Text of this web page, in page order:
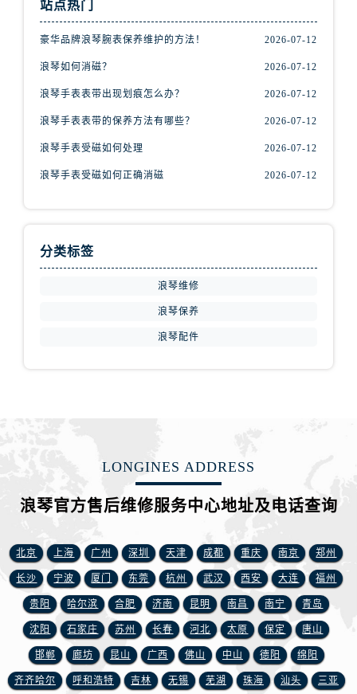
江苏省南京市秦淮区中山南路1号南京中心22层22-C1-C3室浪琴售后服务中心（需提前预约）
江苏省泰州市海陵区永定东路399号置地商务中心东塔（华润万象城）17层1706室浪琴售后服务中心（需提前预约）
江苏省徐州市鼓楼区淮海东路29号苏宁广场IFC国际金融中心35层3508室浪琴售后服务中心（需提前预约）
江苏省盐城市盐都区世纪大道5号盐城金融城写字楼1号楼16层1604室浪琴售后服务中心（需提前预约）
江苏省扬州市邗江区国展路29号星耀天地写字楼1号楼18层1803室浪琴售后服务中心（需提前预约）
江苏省镇江市京口区中山东路浪琴售后服务中心（需提前预约）
江西省抚州市临川区赣东大道浪琴售后服务中心（需提前预约）
江西省赣州市章贡区文清路浪琴售后服务中心（需提前预约）
站点热门
豪华品牌浪琴腕表保养维护的方法！ 2026-07-12
浪琴如何消磁？ 2026-07-12
浪琴手表表带出现划痕怎么办？ 2026-07-12
浪琴手表表带的保养方法有哪些？ 2026-07-12
浪琴手表受磁如何处理 2026-07-12
浪琴手表受磁如何正确消磁 2026-07-12
分类标签
浪琴维修
浪琴保养
浪琴配件
LONGINES ADDRESS
浪琴官方售后维修服务中心地址及电话查询
北京 上海 广州 深圳 天津 成都 重庆 南京 郑州
长沙 宁波 厦门 东莞 杭州 武汉 西安 大连 福州
贵阳 哈尔滨 合肥 济南 昆明 南昌 南宁 青岛
沈阳 石家庄 苏州 长春 河北 太原 保定 唐山
邯郸 廊坊 昆山 广西 佛山 中山 德阳 绵阳
齐齐哈尔 呼和浩特 吉林 无锡 芜湖 珠海 汕头 三亚